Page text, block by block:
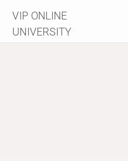
VIP ONLINE
UNIVERSITY